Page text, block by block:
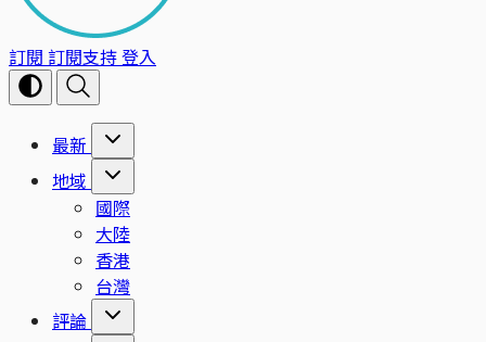
訂閱 訂閱支持登入
最新
地域
國際
大陸
香港
台灣
評論